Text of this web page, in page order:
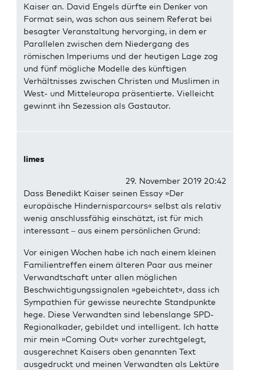
Kaiser an. David Engels dürfte ein Denker von
Format sein, was schon aus seinem Referat bei
besagter Veranstaltung hervorging, in dem er
Parallelen zwischen dem Niedergang des
römischen Imperiums und der heutigen Lage zog
und fünf mögliche Modelle des künftigen
Verhältnisses zwischen Christen und Muslimen in
West- und Mitteleuropa präsentierte. Vielleicht
gewinnt ihn Sezession als Gastautor.
limes
29. November 2019 20:42
Dass Benedikt Kaiser seinen Essay »Der
europäische Hindernisparcours« selbst als relativ
wenig anschlussfähig einschätzt, ist für mich
interessant – aus einem persönlichen Grund:
Vor einigen Wochen habe ich nach einem kleinen
Familientreffen einem älteren Paar aus meiner
Verwandtschaft unter allen möglichen
Beschwichtigungssignalen »gebeichtet«, dass ich
Sympathien für gewisse neurechte Standpunkte
hege. Diese Verwandten sind lebenslange SPD-
Regionalkader, gebildet und intelligent. Ich hatte
mir mein »Coming Out« vorher zurechtgelegt,
ausgerechnet Kaisers oben genannten Text
ausgedruckt und meinen Verwandten als Lektüre